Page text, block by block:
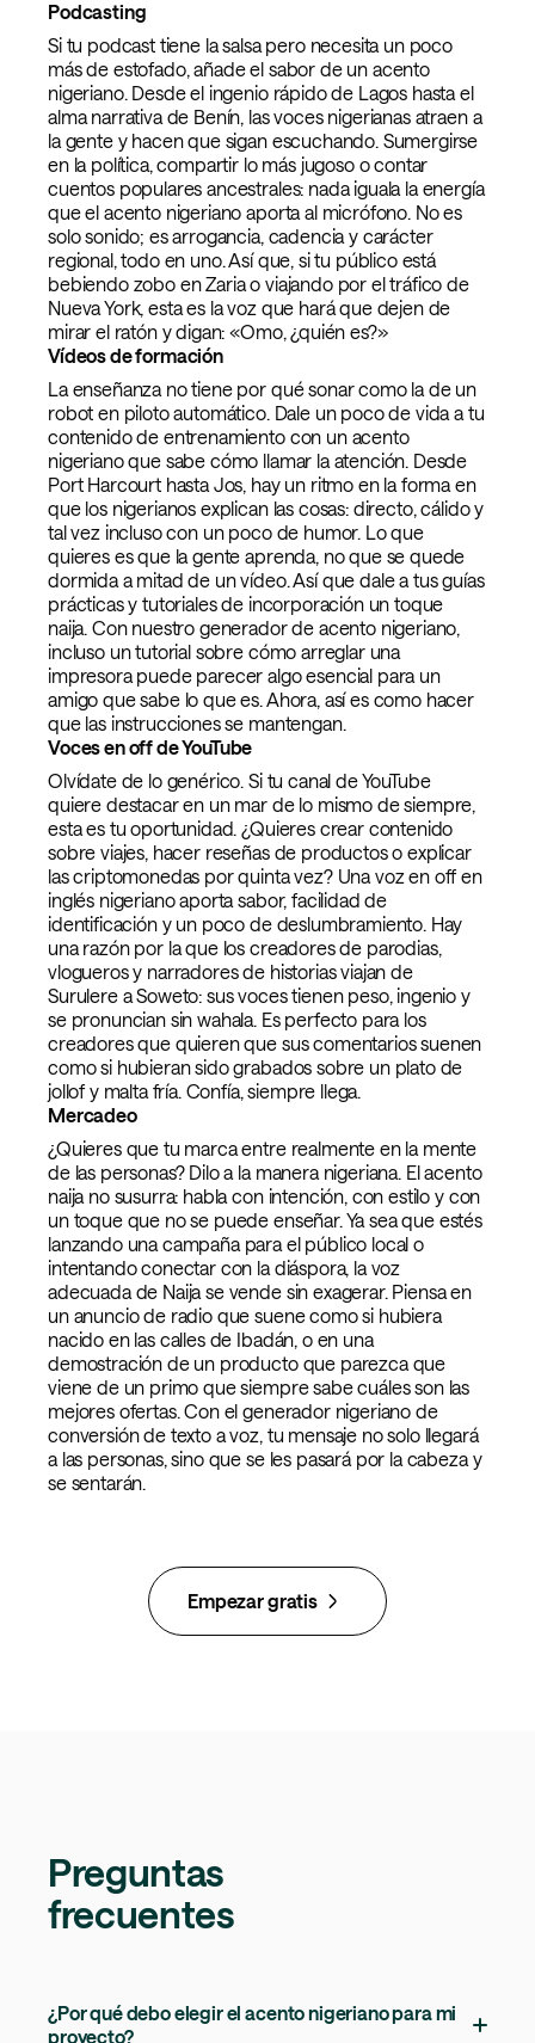
Podcasting
Si tu podcast tiene la salsa pero necesita un poco
más de estofado, añade el sabor de un acento
nigeriano. Desde el ingenio rápido de Lagos hasta el
alma narrativa de Benín, las voces nigerianas atraen a
la gente y hacen que sigan escuchando. Sumergirse
en la política, compartir lo más jugoso o contar
cuentos populares ancestrales: nada iguala la energía
que el acento nigeriano aporta al micrófono. No es
solo sonido; es arrogancia, cadencia y carácter
regional, todo en uno. Así que, si tu público está
bebiendo zobo en Zaria o viajando por el tráfico de
Nueva York, esta es la voz que hará que dejen de
mirar el ratón y digan: «Omo, ¿quién es?»
Vídeos de formación
La enseñanza no tiene por qué sonar como la de un
robot en piloto automático. Dale un poco de vida a tu
contenido de entrenamiento con un acento
nigeriano que sabe cómo llamar la atención. Desde
Port Harcourt hasta Jos, hay un ritmo en la forma en
que los nigerianos explican las cosas: directo, cálido y
tal vez incluso con un poco de humor. Lo que
quieres es que la gente aprenda, no que se quede
dormida a mitad de un vídeo. Así que dale a tus guías
prácticas y tutoriales de incorporación un toque
naija. Con nuestro generador de acento nigeriano,
incluso un tutorial sobre cómo arreglar una
impresora puede parecer algo esencial para un
amigo que sabe lo que es. Ahora, así es como hacer
que las instrucciones se mantengan.
Voces en off de YouTube
Olvídate de lo genérico. Si tu canal de YouTube
quiere destacar en un mar de lo mismo de siempre,
esta es tu oportunidad. ¿Quieres crear contenido
sobre viajes, hacer reseñas de productos o explicar
las criptomonedas por quinta vez? Una voz en off en
inglés nigeriano aporta sabor, facilidad de
identificación y un poco de deslumbramiento. Hay
una razón por la que los creadores de parodias,
vlogueros y narradores de historias viajan de
Surulere a Soweto: sus voces tienen peso, ingenio y
se pronuncian sin wahala. Es perfecto para los
creadores que quieren que sus comentarios suenen
como si hubieran sido grabados sobre un plato de
jollof y malta fría. Confía, siempre llega.
Mercadeo
¿Quieres que tu marca entre realmente en la mente
de las personas? Dilo a la manera nigeriana. El acento
naija no susurra: habla con intención, con estilo y con
un toque que no se puede enseñar. Ya sea que estés
lanzando una campaña para el público local o
intentando conectar con la diáspora, la voz
adecuada de Naija se vende sin exagerar. Piensa en
un anuncio de radio que suene como si hubiera
nacido en las calles de Ibadán, o en una
demostración de un producto que parezca que
viene de un primo que siempre sabe cuáles son las
mejores ofertas. Con el generador nigeriano de
conversión de texto a voz, tu mensaje no solo llegará
a las personas, sino que se les pasará por la cabeza y
se sentarán.
Empezar gratis
Preguntas
frecuentes
¿Por qué debo elegir el acento nigeriano para mi
proyecto?